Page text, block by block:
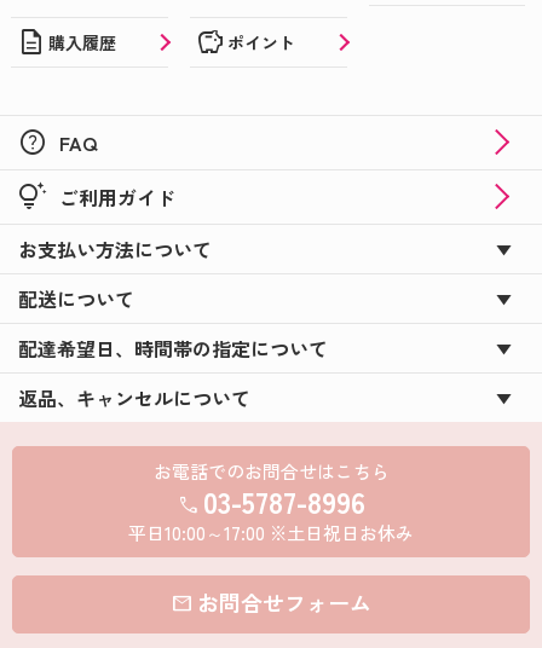
description 購入履歴 savings ポイント
help FAQ
tips_and_updates ご利用ガイド
お支払い方法について
配送について
配達希望日、時間帯の指定について
返品、キャンセルについて
お電話でのお問合せはこちら
call 03-5787-8996
平日10:00～17:00 ※土日祝日お休み
mail お問合せフォーム